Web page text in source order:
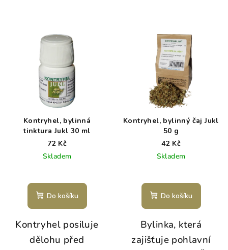
Kontryhel, bylinná
tinktura Jukl 30 ml
72 Kč
Skladem
Do košíku
Kontryhel posiluje
dělohu před
Kontryhel, bylinný čaj Jukl
50 g
42 Kč
Skladem
Do košíku
Bylinka, která
zajišťuje pohlavní